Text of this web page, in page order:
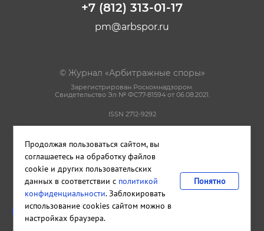
+7 (812) 313-01-17
pm@arbspor.ru
© Журнал «Арбитражные споры»
Зарегистрирован Роскомнадзором.
Свидетельство Эл № ФС77-81594 от 06.08.2021.
ISSN 2712-9292
Пользовательское соглашение
Правила использования материалов сайта
Сделано вCetera
Издательство и редакция ООО "КАДИС"
Санкт-Петербург ,Петроградская набережная, дом 22, литера А,
Продолжая пользоваться сайтом, вы
соглашаетесь на обработку файлов
cookie и других пользовательских
данных в соответствии с политикой
конфиденциальности. Заблокировать
использование cookies сайтом можно в
настройках браузера.
Понятно